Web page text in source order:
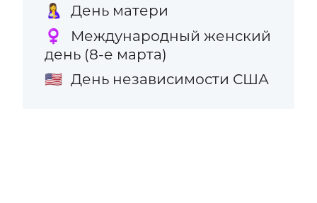
🤱 День матери
♀️
Международный женский
день (8-е марта)
🇺🇸 День независимости США